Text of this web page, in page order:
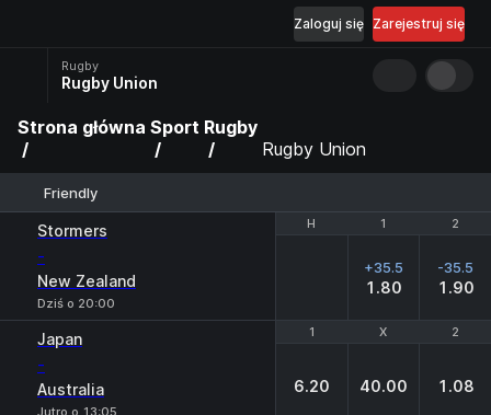
Zarejestruj się
Zaloguj się
Rugby
Rugby Union
Strona główna Sport Rugby
Rugby Union
Friendly
H 1 2
Stormers
-
New Zealand
Dziś o 20:00
H 1 2
+35.5
1.80
-35.5
1.90
1 X 2
Japan
-
Australia
Jutro o 13:05
1 X 2
6.20 40.00 1.08